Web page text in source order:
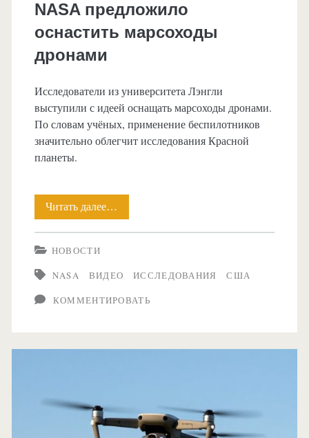
NASA предложило
оснастить марсоходы
дронами
Исследователи из университета Лэнгли
выступили с идеей оснащать марсоходы дронами.
По словам учёных, применение беспилотников
значительно облегчит исследования Красной
планеты.
Читать далее…
предложило
марсоходы
дронами
НОВОСТИ
NASA
ВИДЕО ИССЛЕДОВАНИЯ
США
КОММЕНТИРОВАТЬ